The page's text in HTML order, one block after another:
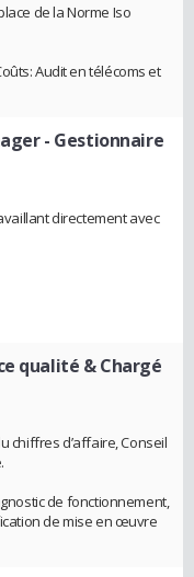
de la Norme Iso
Audit en télécoms et
- Gestionnaire
directement avec
qualité & Chargé
chiffres d’affaire, Conseil
de fonctionnement,
de mise en œuvre